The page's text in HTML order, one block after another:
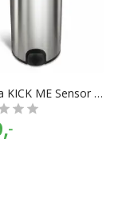
En met ook
kleur die het beste
Homra KICK ME Sensor Prullenbak – 50 liter
-